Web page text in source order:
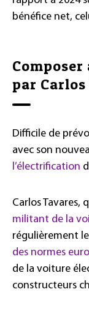
bénéfice net,
par Carlos
Difficile de
avec son
l’électrification
Carlos Tavares,
militant de la
régulièrement
des normes
de la voiture
constructeurs